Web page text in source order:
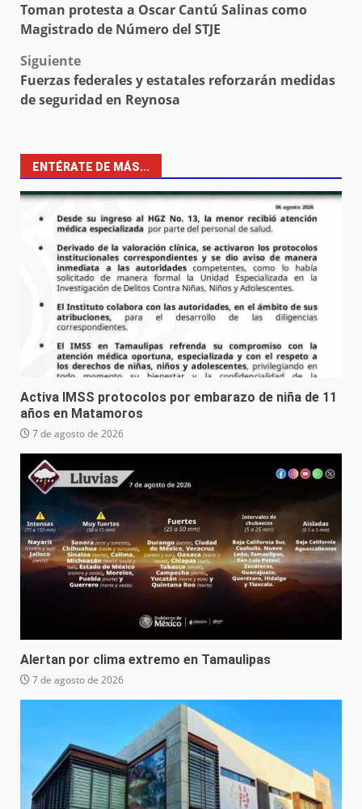
navigation
Toman protesta a Oscar Cantú Salinas como
Magistrado de Número del STJE
Siguiente
Fuerzas federales y estatales reforzarán medidas
de seguridad en Reynosa
ENTÉRATE DE MÁS...
Activa IMSS protocolos por embarazo de niña de 11
años en Matamoros
7 de agosto de 2026
Alertan por clima extremo en Tamaulipas
7 de agosto de 2026